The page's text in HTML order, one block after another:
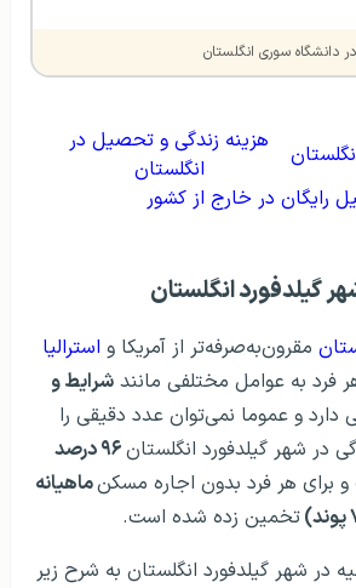
دانشگاه سوری انگلستان
هزینه زندگی و تحصیل در
انگلستان
رایگان در خارج از کشور
گیلدفورد انگلستان
مقرون‌به‌صرفه‌تر از آمریکا و استرالیا
فرد به عوامل مختلفی مانند شرایط و
دارد و عموما نمی‌توان عدد دقیقی را
در شهر گیلدفورد انگلستان
۹۶ درصد
برای هر فرد بدون اجاره مسکنماهیانه
تخمین زده شده است.
در شهر گیلدفورد انگلستان به شرح زیر